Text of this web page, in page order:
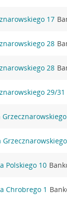
17
28
28
29/31
Polskiego 10
Chrobrego 1